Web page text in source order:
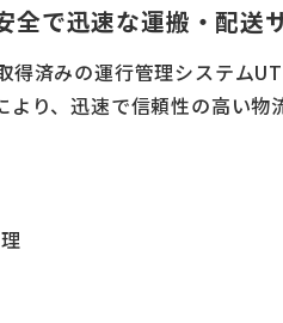
で迅速な運搬・配送
得済みの運行管理システム
り、迅速で信頼性の高い